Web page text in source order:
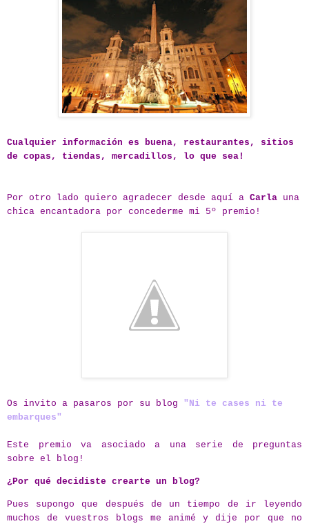
Cualquier información es buena, restaurantes, sitios
de copas, tiendas, mercadillos, lo que sea!
Por otro lado quiero agradecer desde aquí a Carla una
chica encantadora por concederme mi 5º premio!
Os invito a pasaros por su blog "Ni te cases ni te
embarques"
Este premio va asociado a una serie de preguntas
sobre el blog!
¿Por qué decidiste crearte un blog?
Pues supongo que después de un tiempo de ir leyendo
muchos de vuestros blogs me animé y dije por que no